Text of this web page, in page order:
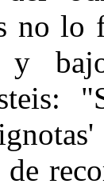
no lo
y
de